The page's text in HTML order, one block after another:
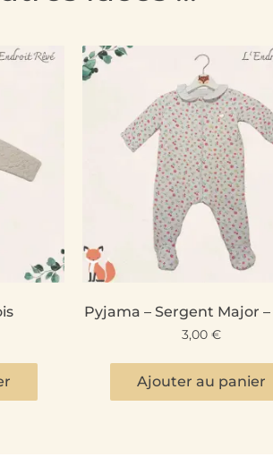
Pyjama – Sergent Major
3,00 €
Ajouter au panier